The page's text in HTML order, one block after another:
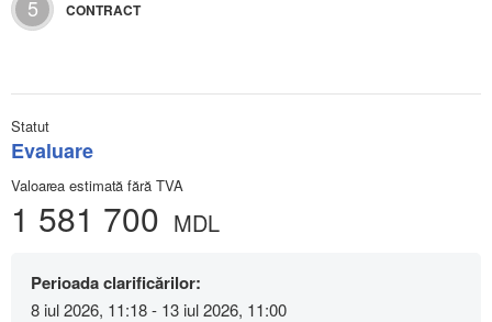
5 CONTRACT
Statut
Evaluare
Valoarea estimată fără TVA
1 581 700 MDL
Perioada clarificărilor:
8 iul 2026, 11:18 - 13 iul 2026, 11:00